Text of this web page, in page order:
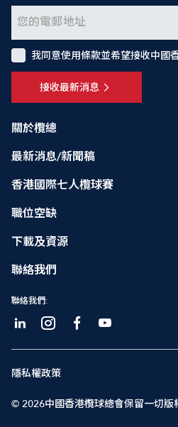
關於欖總
最新消息/新聞稿
香港國際七人欖球賽
職位空缺
下載及資源
聯絡我們
聯絡我們:
接收最新消息
我同意使用條款並希望接收中國
© 2026中國香港欖球總會保留一切版
隱私權政策